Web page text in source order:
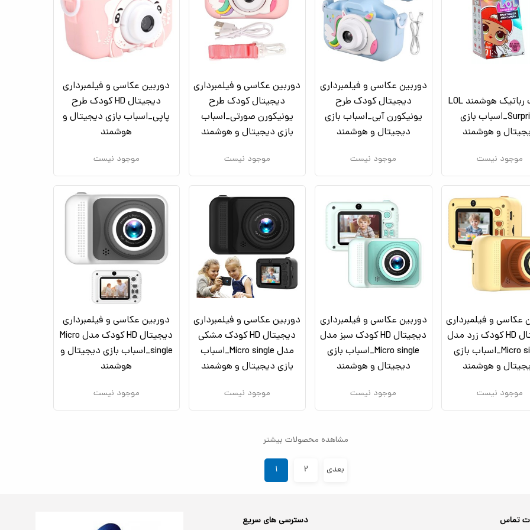
ساعت رباتیک هوشمند LOL
Surprise_اسباب بازی
و هوشمند
موجود نیست
دوربین عکاسی و فیلمبرداری
دیجیتال کودک طرح
یونیکورن آبی_اسباب بازی
دیجیتال و هوشمند
موجود نیست
دوربین عکاسی و فیلمبرداری
دیجیتال کودک طرح
یونیکورن صورتی_اسباب
بازی دیجیتال و هوشمند
موجود نیست
دوربین عکاسی و فیلمبرداری
دیجیتال HD کودک طرح
پاپی_اسباب بازی دیجیتال و
هوشمند
موجود نیست
عکاسی و فیلمبرداری
دیجیتال HD کودک زرد مدل
Micro single_اسباب بازی
و هوشمند
موجود نیست
دوربین عکاسی و فیلمبرداری
دیجیتال HD کودک سبز مدل
Micro single_اسباب بازی
دیجیتال و هوشمند
موجود نیست
دوربین عکاسی و فیلمبرداری
دیجیتال HD کودک مشکی
مدل Micro single_اسباب
بازی دیجیتال و هوشمند
موجود نیست
دوربین عکاسی و فیلمبرداری
دیجیتال HD کودک مدل Micro
single_اسباب بازی دیجیتال و
هوشمند
موجود نیست
مشاهده محصولات بیشتر
۱ ۲ بعدی
تماس دسترسی های سریع